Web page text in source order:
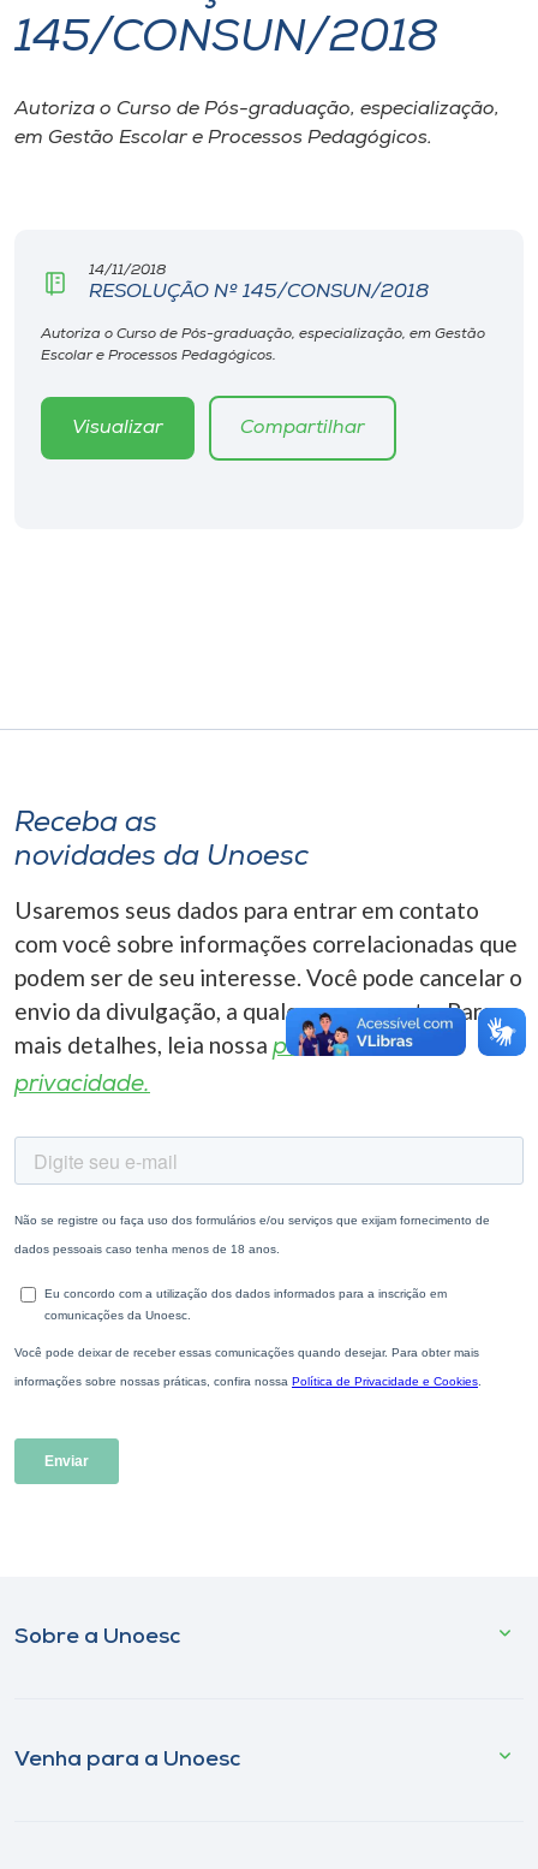
I.nova
Diplomados
CPA
Biblioteca
Editora
A-
145/CONSUN/2018
Autoriza o Curso de Pós-graduação, especialização,
em Gestão Escolar e Processos Pedagógicos.
14/11/2018
RESOLUÇÃO Nº 145/CONSUN/2018
Autoriza o Curso de Pós-graduação, especialização, em Gestão
Escolar e Processos Pedagógicos.
Visualizar Compartilhar
Receba as
novidades da Unoesc
Usaremos seus dados para entrar em contato
com você sobre informações correlacionadas que
podem ser de seu interesse. Você pode cancelar o
envio da divulgação, a qualquer momento. Para
mais detalhes, leia nossa política de
privacidade.
Sobre a Unoesc
Venha para a Unoesc